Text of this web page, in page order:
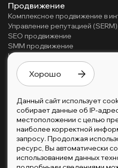
Продвижение
Комплексное продвижение в
Управление репутацией (SERM)
SEO продвижение
SMM продвижение
Контекстная реклама
Реклама в Телеграм
Автоматизация
Внедрение Битрикс24
© 2026 tretyakov-agency
Юридическая информация
Данный сайт использует
собирает данные об IP-
местоположении с целью
наиболее корректной
запросу. Продолжая
ресурс, Вы автоматически
использованием данных
Хорошо